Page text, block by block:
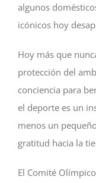
algunos
icónicos hoy
Hoy más que
protección del
conciencia para
el deporte es un
menos un
gratitud hacia la
El Comité